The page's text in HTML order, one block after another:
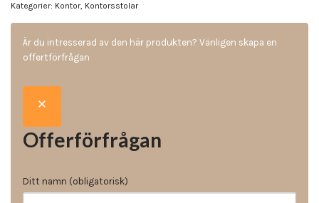
Kategorier: Kontor, Kontorsstolar
Är du intresserad av den här produkten? Vänligen skapa en
offertförfrågan
Offerförfrågan
Ditt namn (obligatorisk)